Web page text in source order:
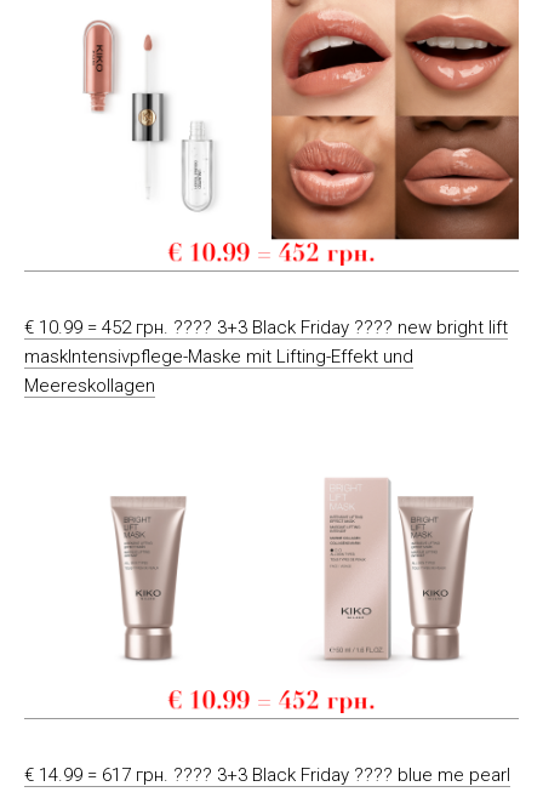
€ 10.99 = 452 грн. ???? 3+3 Black Friday ???? new bright lift
maskIntensivpflege-Maske mit Lifting-Effekt und
Meereskollagen
€ 14.99 = 617 грн. ???? 3+3 Black Friday ???? blue me pearl